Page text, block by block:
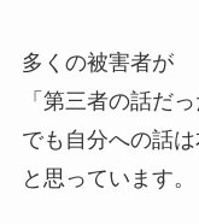
多くの被害者が
「第三者の話だ
でも自分への話は
と思っています。